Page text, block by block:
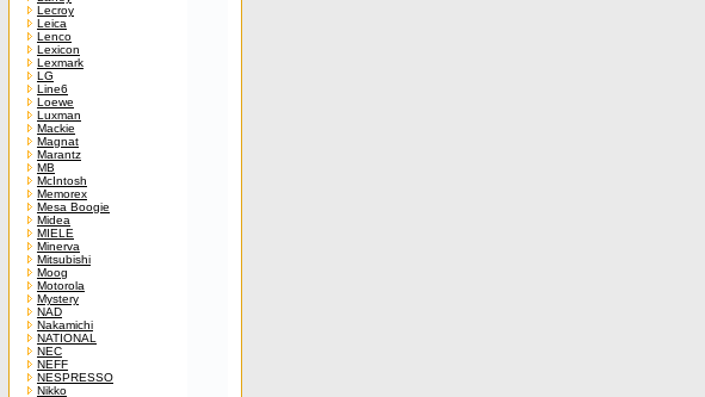
Lecroy
Leica
Lenco
Lexicon
Lexmark
LG
Line6
Loewe
Luxman
Mackie
Magnat
Marantz
MB
McIntosh
Memorex
Mesa Boogie
Midea
MIELE
Minerva
Mitsubishi
Moog
Motorola
Mystery
NAD
Nakamichi
NATIONAL
NEC
NEFF
NESPRESSO
Nikko